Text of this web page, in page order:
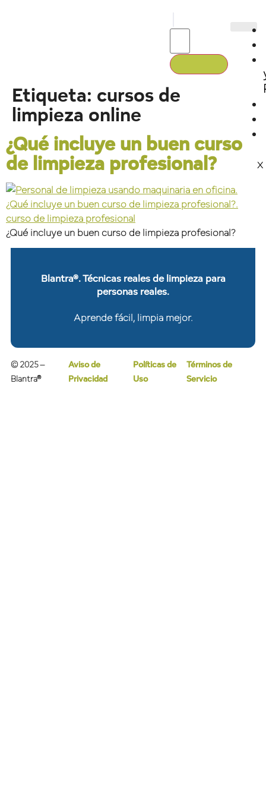
X
Etiqueta: cursos de
limpieza online
¿Qué incluye un buen curso
de limpieza profesional?
¿Qué incluye un buen curso de limpieza profesional?
Blantra®. Técnicas reales de limpieza para
personas reales.
Aprende fácil, limpia mejor.
© 2025 –
Blantra®
Aviso de
Privacidad
Políticas de
Uso
Términos de
Servicio